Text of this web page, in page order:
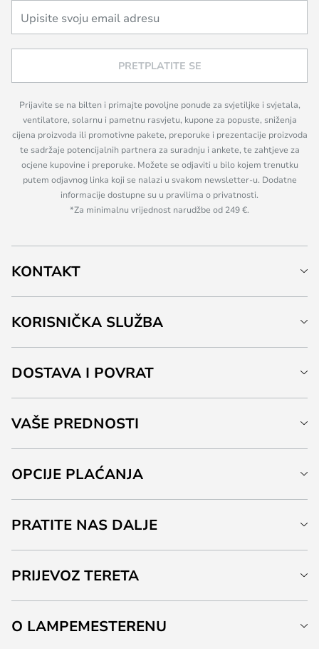
PRETPLATITE SE
Prijavite se na bilten i primajte povoljne ponude za svjetiljke i svjetala,
ventilatore, solarnu i pametnu rasvjetu, kupone za popuste, sniženja
cijena proizvoda ili promotivne pakete, preporuke i prezentacije proizvoda
te sadržaje potencijalnih partnera za suradnju i ankete, te zahtjeve za
ocjene kupovine i preporuke. Možete se odjaviti u bilo kojem trenutku
putem odjavnog linka koji se nalazi u svakom newsletter-u. Dodatne
informacije dostupne su u pravilima o privatnosti.
*Za minimalnu vrijednost narudžbe od 249 €.
KONTAKT
KORISNIČKA SLUŽBA
DOSTAVA I POVRAT
VAŠE PREDNOSTI
OPCIJE PLAĆANJA
PRATITE NAS DALJE
PRIJEVOZ TERETA
O LAMPEMESTERENU